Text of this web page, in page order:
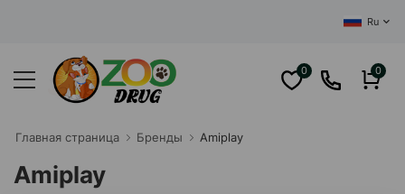
ЦЕНТРАЛЬНЫЙ
Ru
0 0
Главная cтраница Бренды Amiplay
Amiplay